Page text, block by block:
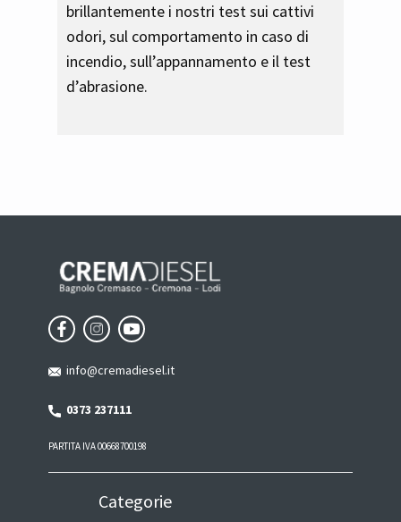
brillantemente i nostri test sui cattivi
odori, sul comportamento in caso di
incendio, sull’appannamento e il test
d’abrasione.
info@cremadiesel.it
0373 237111
PARTITA IVA 00668700198
Categorie